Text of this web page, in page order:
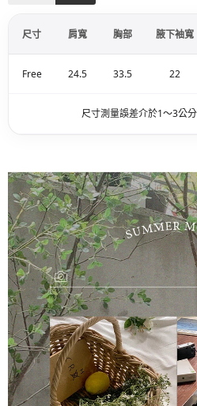
尺寸 肩寬 胸部 腋下袖寬
Free 24.5 33.5 22
尺寸測量誤差介於1～3公